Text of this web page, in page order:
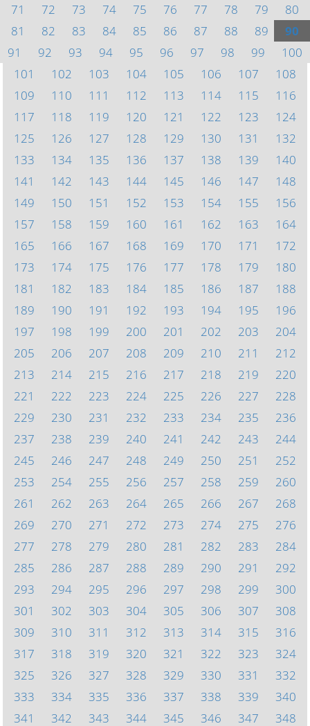
71
72 73 74 75 76 77 78 79
80
81
82 83 84 85 86 87 88 89
90
91
92 93 94 95 96 97 98 99
100
101
102 103 104 105 106 107
108
109
110 111 112 113 114 115
116
117
118 119 120 121 122 123
124
125
126 127 128 129 130 131
132
133
134 135 136 137 138 139
140
141
142 143 144 145 146 147
148
149
150 151 152 153 154 155
156
157
158 159 160 161 162 163
164
165
166 167 168 169 170 171
172
173
174 175 176 177 178 179
180
181
182 183 184 185 186 187
188
189
190 191 192 193 194 195
196
197
198 199 200 201 202 203
204
205
206 207 208 209 210 211
212
213
214 215 216 217 218 219
220
221
222 223 224 225 226 227
228
229
230 231 232 233 234 235
236
237
238 239 240 241 242 243
244
245
246 247 248 249 250 251
252
253
254 255 256 257 258 259
260
261
262 263 264 265 266 267
268
269
270 271 272 273 274 275
276
277
278 279 280 281 282 283
284
285
286 287 288 289 290 291
292
293
294 295 296 297 298 299
300
301
302 303 304 305 306 307
308
309
310 311 312 313 314 315
316
317
318 319 320 321 322 323
324
325
326 327 328 329 330 331
332
333
334 335 336 337 338 339
340
341
342 343 344 345 346 347 348